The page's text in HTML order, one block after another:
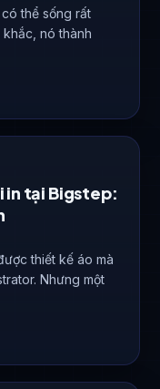
thể sống rất
nó thành
in tại Bigstep:
thiết kế áo mà
Nhưng một